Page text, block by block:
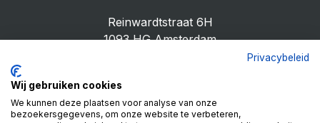
Cheap Bike Shop
Reinwardtstraat 6H
1093 HG Amsterdam
Privacybeleid
Wij gebruiken cookies
We kunnen deze plaatsen voor analyse van onze
bezoekersgegevens, om onze website te verbeteren,